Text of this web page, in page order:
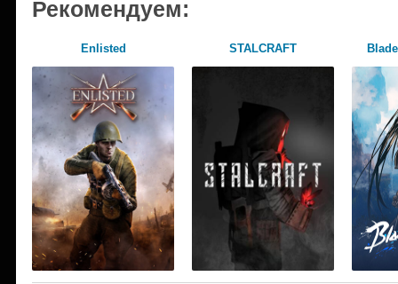
Рекомендуем:
Enlisted STALCRAFT